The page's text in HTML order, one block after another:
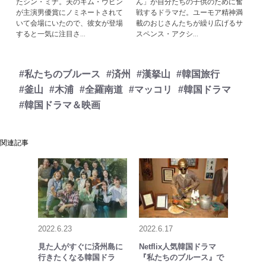
たシン・ミナ。夫のキム・ウビン
が主演男優賞にノミネートされて
いて会場にいたので、彼女が登場
すると一気に注目さ...
ん」が自分たちの子供のために奮
戦するドラマだ。ユーモア精神満
載のおじさんたちが繰り広げるサ
スペンス・アクシ...
#私たちのブルース #済州 #漢拏山
#韓国旅行
#釜山
#木浦 #全羅南道 #マッコリ
#韓国ドラマ
#韓国ドラマ＆映画
関連記事
2022.6.23
見た人がすぐに済州島に
行きたくなる韓国ドラ
2022.6.17
Netflix人気韓国ドラマ
『私たちのブルース』で